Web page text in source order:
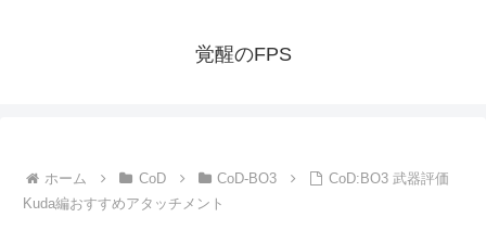
覚醒のFPS
ホーム CoD CoD-BO3
CoD:BO3 武器評価
Kuda編おすすめアタッチメント